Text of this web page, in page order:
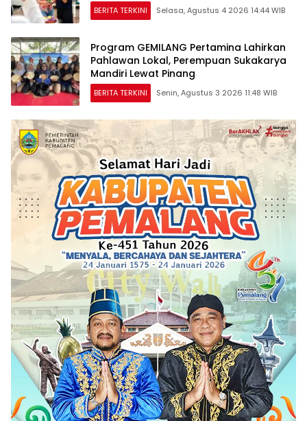
Jago Closing”
BERITA TERKINI Selasa, Agustus 4 2026 14:44 WIB
Program GEMILANG Pertamina Lahirkan
Pahlawan Lokal, Perempuan Sukakarya
Mandiri Lewat Pinang
BERITA TERKINI Senin, Agustus 3 2026 11:48 WIB